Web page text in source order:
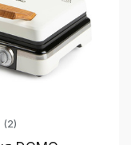
(2)